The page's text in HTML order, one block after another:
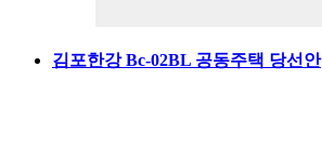
김포한강 Bc-02BL 공동주택 당선안